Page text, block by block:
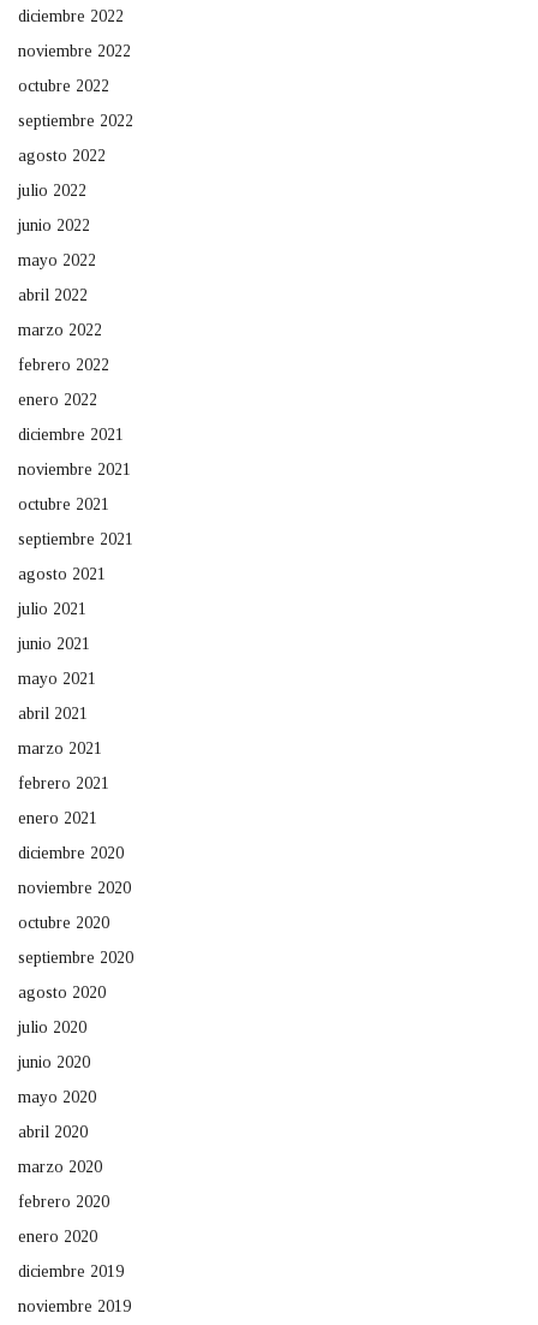
diciembre 2022
noviembre 2022
octubre 2022
septiembre 2022
agosto 2022
julio 2022
junio 2022
mayo 2022
abril 2022
marzo 2022
febrero 2022
enero 2022
diciembre 2021
noviembre 2021
octubre 2021
septiembre 2021
agosto 2021
julio 2021
junio 2021
mayo 2021
abril 2021
marzo 2021
febrero 2021
enero 2021
diciembre 2020
noviembre 2020
octubre 2020
septiembre 2020
agosto 2020
julio 2020
junio 2020
mayo 2020
abril 2020
marzo 2020
febrero 2020
enero 2020
diciembre 2019
noviembre 2019